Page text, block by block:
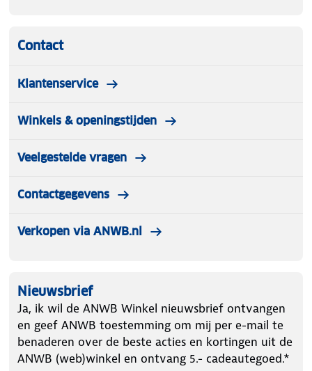
Contact
Klantenservice
Winkels & openingstijden
Veelgestelde vragen
Contactgegevens
Verkopen via ANWB.nl
Nieuwsbrief
Ja, ik wil de ANWB Winkel nieuwsbrief ontvangen
en geef ANWB toestemming om mij per e-mail te
benaderen over de beste acties en kortingen uit de
ANWB (web)winkel en ontvang 5.- cadeautegoed.*